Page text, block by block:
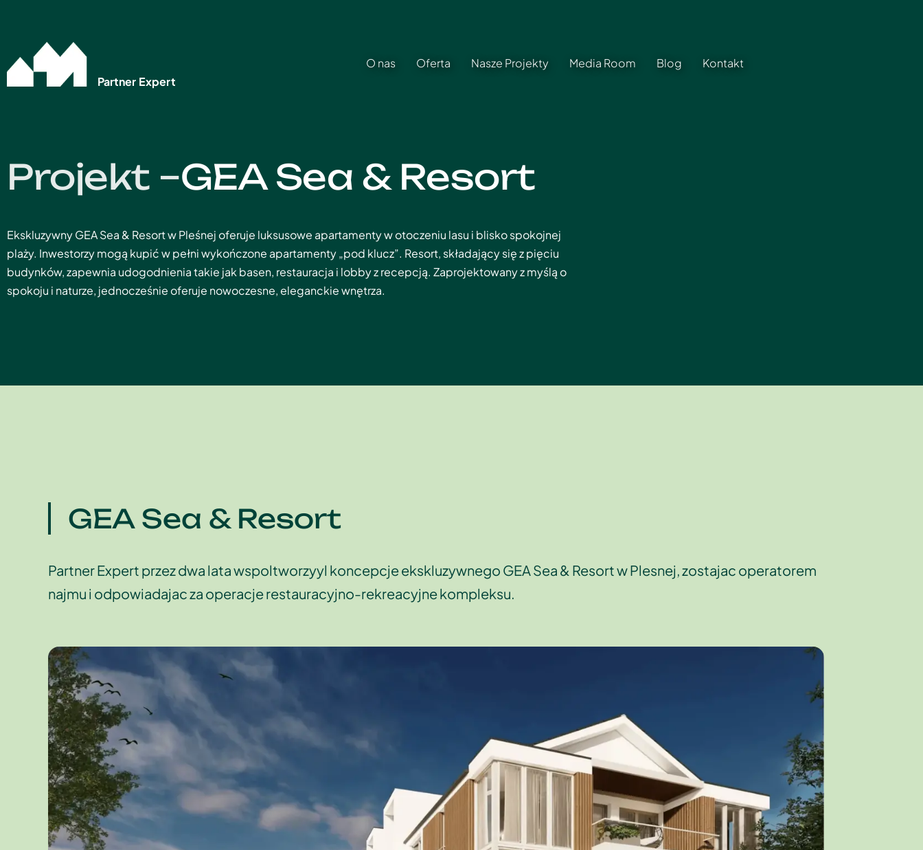
Partner Expert
O nas Oferta Nasze Projekty Media Room Blog Kontakt
GEA Sea & Resort
Ekskluzywny GEA Sea & Resort w Pleśnej oferuje luksusowe apartamenty w otoczeniu lasu i blisko spokojnej
plaży. Inwestorzy mogą kupić w pełni wykończone apartamenty „pod klucz”. Resort, składający się z pięciu
budynków, zapewnia udogodnienia takie jak basen, restauracja i lobby z recepcją. Zaprojektowany z myślą o
spokoju i naturze, jednocześnie oferuje nowoczesne, eleganckie wnętrza.
GEA Sea & Resort
Partner Expert przez dwa lata wspoltworzyyl koncepcje ekskluzywnego GEA Sea & Resort w Plesnej, zostajac operatorem
najmu i odpowiadajac za operacje restauracyjno-rekreacyjne kompleksu.